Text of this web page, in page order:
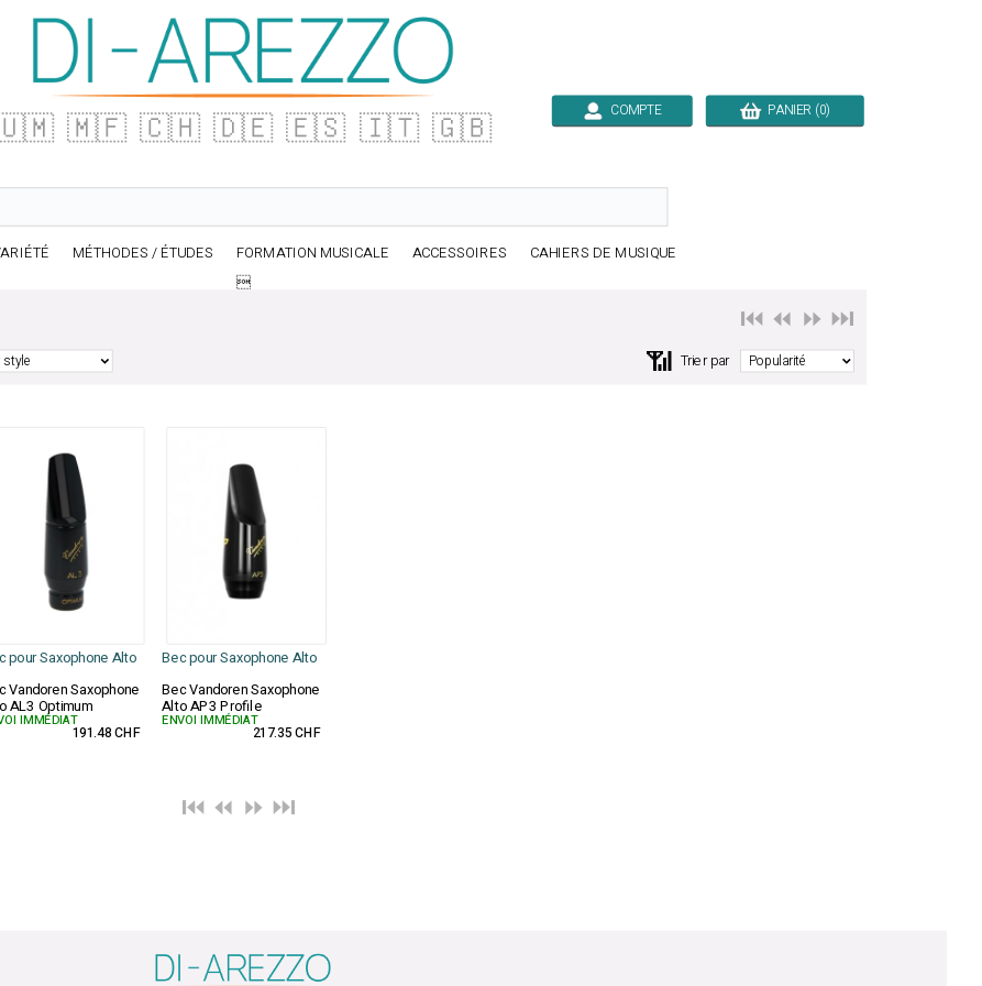
🇲🇫 🇨🇭 🇩🇪 🇪🇸 🇮🇹 🇬🇧 COMPTE PANIER (0)
MÉTHODES / ÉTUDES FORMATION MUSICALE ACCESSOIRES
CAHIERS DE MUSIQUE

⏮️ ⏪ ⏩ ⏭️
📶 Trier par
pour Saxophone Alto
Bec pour Saxophone Alto
Vandoren Saxophone
AL3 Optimum
Bec Vandoren Saxophone
Alto AP3 Profile
IMMÉDIAT
191.48 CHF
ENVOI IMMÉDIAT
217.35 CHF
⏮️ ⏪ ⏩ ⏭️